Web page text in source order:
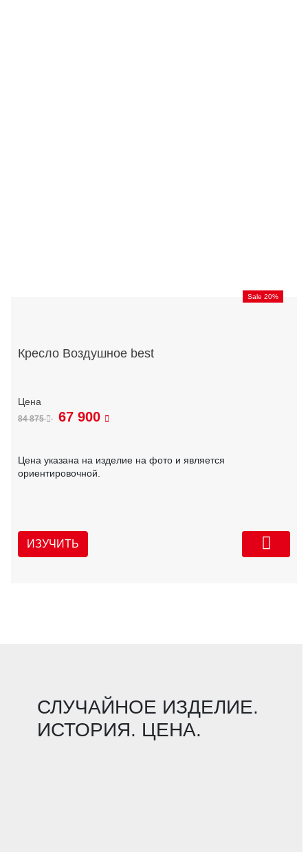
Sale 20%
Кресло Воздушное best
84 875 67 900
Цена указана на изделие на фото и является
ориентировочной.
ИЗУЧИТЬ
СЛУЧАЙНОЕ ИЗДЕЛИЕ.
ИСТОРИЯ. ЦЕНА.